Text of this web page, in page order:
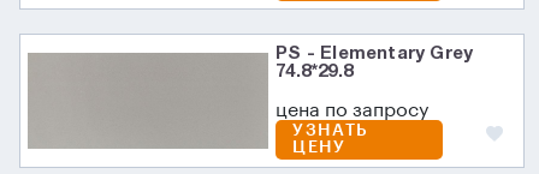
PS - Elementary Grey
74.8*29.8
цена по запросу
УЗНАТЬ
ЦЕНУ